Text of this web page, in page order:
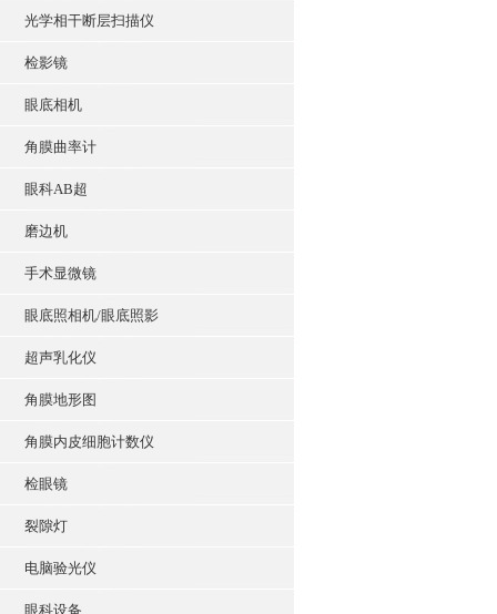
光学相干断层扫描仪
检影镜
眼底相机
角膜曲率计
眼科AB超
磨边机
手术显微镜
眼底照相机/眼底照影
超声乳化仪
角膜地形图
角膜内皮细胞计数仪
检眼镜
裂隙灯
电脑验光仪
眼科设备